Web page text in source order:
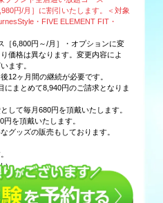
円/月］に割引いたします。＜対象
・FIVE ELEMENT FIT・
6,800円～/月］・オプションに変
価格は異なります。変更内容によ
ます。
12ヶ月間の継続が必要です。
まとめて8,940円のご請求となりま
して毎月680円を頂戴いたします。
を頂戴いたします。
グッズの販売もしております。
。